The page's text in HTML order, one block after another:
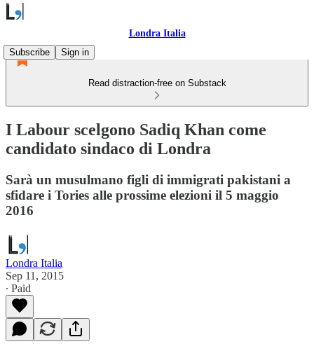
Londra Italia
Subscribe
Sign in
Read distraction-free on Substack
I Labour scelgono Sadiq Khan come
candidato sindaco di Londra
Sarà un musulmano figli di immigrati pakistani a
sfidare i Tories alle prossime elezioni il 5 maggio
2016
Londra Italia
Sep 11, 2015
∙ Paid